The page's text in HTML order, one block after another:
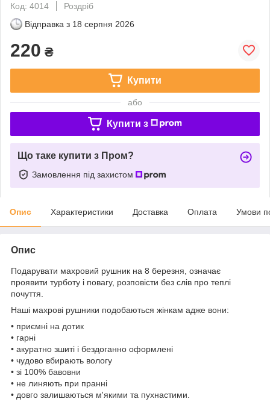
Код: 4014
Роздріб
Відправка з 18 серпня 2026
220 ₴
Купити
або
Купити з
Що таке купити з Пром?
Замовлення під захистом
Опис Характеристики Доставка Оплата Умови
Опис
Подарувати махровий рушник на 8 березня, означає
проявити турботу і повагу, розповісти без слів про теплі
почуття.
Наші махрові рушники подобаються жінкам адже вони:
• приємні на дотик
• гарні
• акуратно зшиті і бездоганно оформлені
• чудово вбирають вологу
• зі 100% бавовни
• не линяють при пранні
• довго залишаються м'якими та пухнастими.